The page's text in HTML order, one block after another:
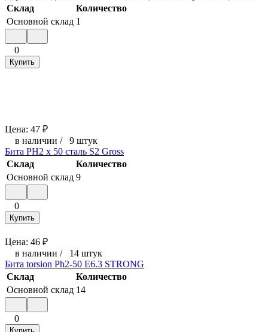
Склад
Количество
Основной склад 1
0
Купить
Цена: 47 ₽
в наличии / 9 штук
Бита PH2 х 50 сталь S2 Gross
Склад
Количество
Основной склад 9
0
Купить
Цена: 46 ₽
в наличии / 14 штук
Бита torsion Ph2-50 E6.3 STRONG
Склад
Количество
Основной склад 14
0